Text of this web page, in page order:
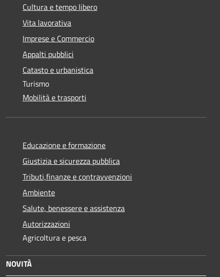
Cultura e tempo libero
Vita lavorativa
Imprese e Commercio
Appalti pubblici
Catasto e urbanistica
Turismo
Mobilità e trasporti
Educazione e formazione
Giustizia e sicurezza pubblica
Tributi,finanze e contravvenzioni
Ambiente
Salute, benessere e assistenza
Autorizzazioni
Agricoltura e pesca
NOVITÀ